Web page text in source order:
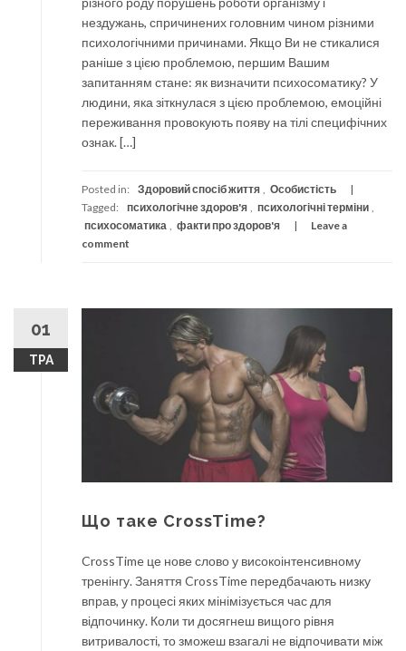
нездужань, спричинених головним чином різними
психологічними причинами. Якщо Ви не стикалися
раніше з цією проблемою, першим Вашим
запитанням стане: як визначити психосоматику? У
людини, яка зіткнулася з цією проблемою, емоційні
переживання провокують появу на тілі специфічних
ознак. […]
Posted in: Здоровий спосіб життя , Особистість
Tagged:
психологічне здоров'я , психологічні терміни ,
психосоматика , факти про здоров'я
Leave a
comment
01
ТРА
Що таке CrossTime?
CrossTime це нове слово у високоінтенсивному
тренінгу. Заняття CrossTime передбачають низку
вправ, у процесі яких мінімізується час для
відпочинку. Коли ти досягнеш вищого рівня
витривалості, то зможеш взагалі не відпочивати між